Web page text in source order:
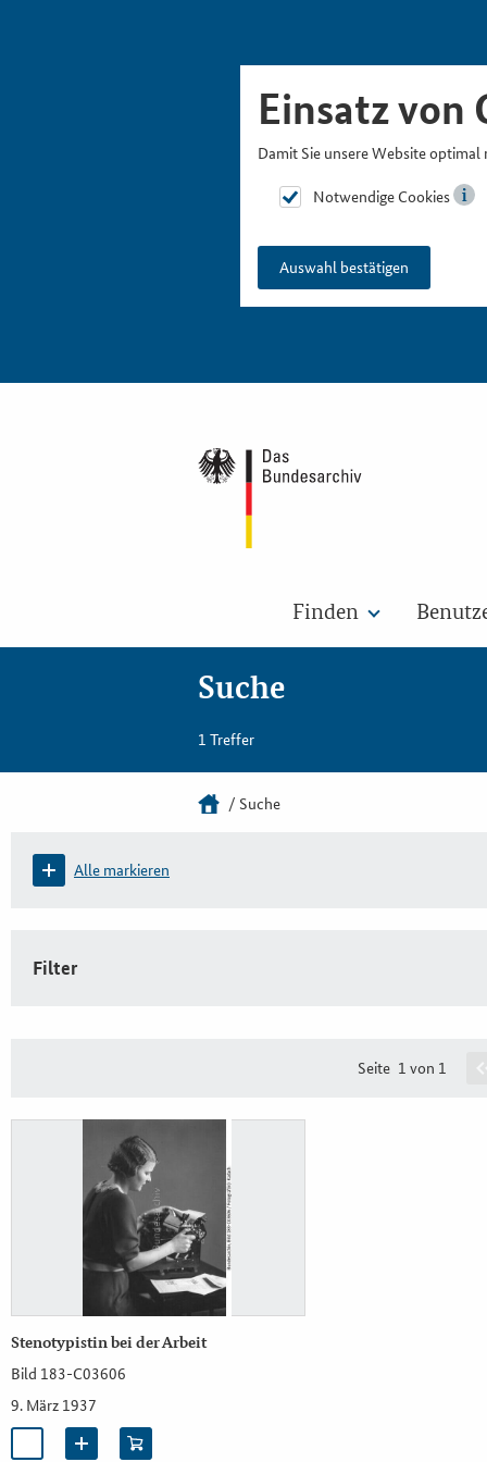
Einsatz von
Damit Sie unsere Website
Notwendige Cookies
Auswahl bestätigen
Finden
Suche
1 Treffer
Suche
Alle markieren
Filter
Seite 1 von 1
Stenotypistin bei der Arbeit
Bild 183-C03606
9. März 1937